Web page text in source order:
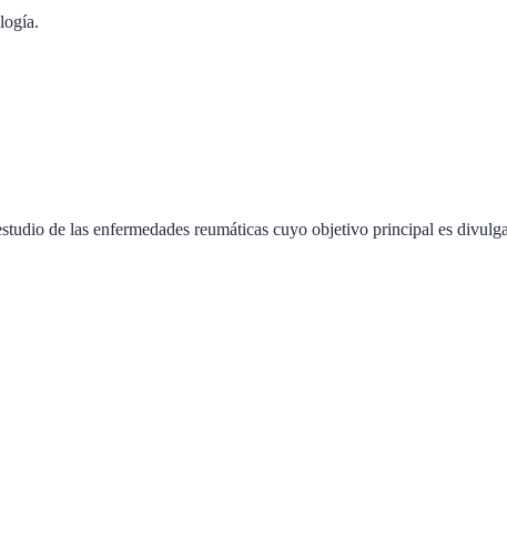
de las enfermedades reumáticas cuyo objetivo principal es